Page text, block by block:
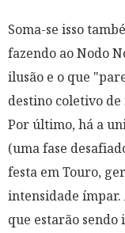
Soma-se isso
fazendo ao Nodo
ilusão e o que
destino coletivo
Por último, há a
(uma fase
festa em Touro,
intensidade ímpar.
que estarão